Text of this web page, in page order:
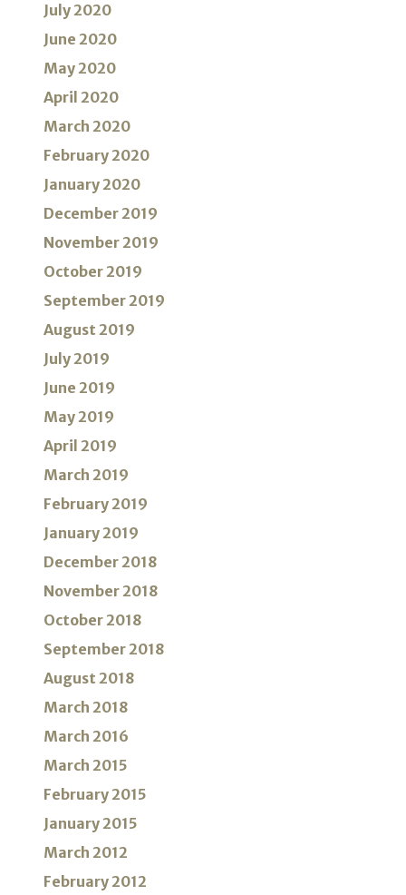
July 2020
June 2020
May 2020
April 2020
March 2020
February 2020
January 2020
December 2019
November 2019
October 2019
September 2019
August 2019
July 2019
June 2019
May 2019
April 2019
March 2019
February 2019
January 2019
December 2018
November 2018
October 2018
September 2018
August 2018
March 2018
March 2016
March 2015
February 2015
January 2015
March 2012
February 2012